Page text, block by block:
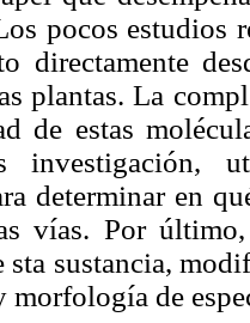
pocos estudios
directamente
plantas. La
de estas
investigación,
determinar en
vías. Por
sta sustancia,
morfología de